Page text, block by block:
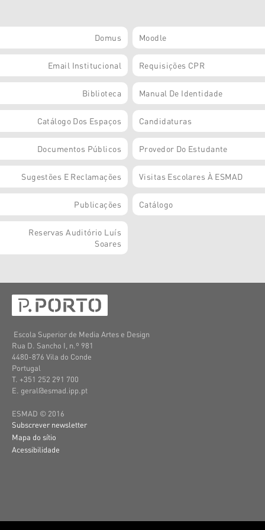
Domus Moodle
Email Institucional Requisições CPR
Biblioteca Manual De Identidade
Catálogo Dos Espaços Candidaturas
Documentos Públicos Provedor Do Estudante
Sugestões E Reclamações Visitas Escolares À ESMAD
Publicações Catálogo
Reservas Auditório Luís
Soares
Escola Superior de Media Artes e Design
Rua D. Sancho I, n.º 981
4480-876 Vila do Conde
Portugal
T. +351 252 291 700
E. geral@esmad.ipp.pt
ESMAD © 2016
Subscrever newsletter
Mapa do sítio
Acessibilidade